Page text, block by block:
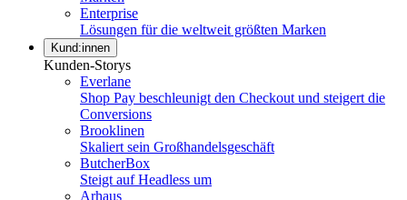
Enterprise
Lösungen für die weltweit größten Marken
Kund:innen
Kunden-Storys
Everlane
Shop Pay beschleunigt den Checkout und steigert die
Conversions
Brooklinen
Skaliert sein Großhandelsgeschäft
ButcherBox
Steigt auf Headless um
Arhaus